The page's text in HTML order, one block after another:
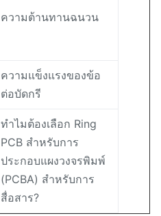
ความต้านทานฉนวน
ความแข็งแรงของข้อ
ต่อบัดกรี
ทำไมต้องเลือก Ring
PCB สำหรับการ
ประกอบแผงวงจรพิมพ์
(PCBA) สำหรับการ
สื่อสาร?